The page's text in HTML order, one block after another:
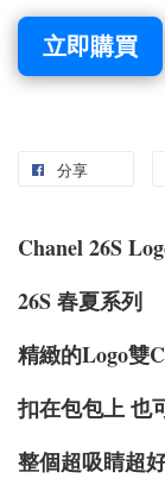
立即購買
分享
Chanel 26S
26S 春夏系列
精緻的Logo雙
扣在包包上 也
整個超吸睛超